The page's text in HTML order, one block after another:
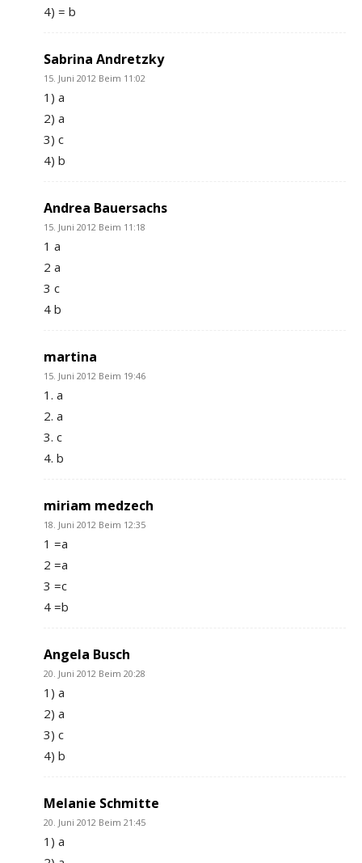
4) = b
Sabrina Andretzky
15. Juni 2012 Beim 11:02
1) a
2) a
3) c
4) b
Andrea Bauersachs
15. Juni 2012 Beim 11:18
1 a
2 a
3 c
4 b
martina
15. Juni 2012 Beim 19:46
1. a
2. a
3. c
4. b
miriam medzech
18. Juni 2012 Beim 12:35
1 =a
2 =a
3 =c
4 =b
Angela Busch
20. Juni 2012 Beim 20:28
1) a
2) a
3) c
4) b
Melanie Schmitte
20. Juni 2012 Beim 21:45
1) a